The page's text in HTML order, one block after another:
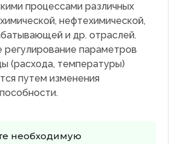
процессами различных
нефтехимической,
и др. отраслей.
параметров
(расхода, температуры)
путем изменения
необходимую